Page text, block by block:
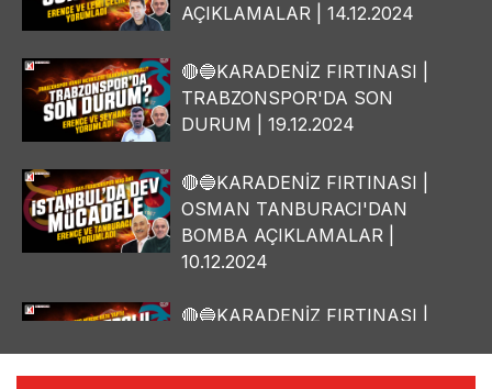
AÇIKLAMALAR | 14.12.2024
🔴🔵KARADENİZ FIRTINASI |
TRABZONSPOR'DA SON
DURUM | 19.12.2024
🔴🔵KARADENİZ FIRTINASI |
OSMAN TANBURACI'DAN
BOMBA AÇIKLAMALAR |
10.12.2024
🔴🔵KARADENİZ FIRTINASI |